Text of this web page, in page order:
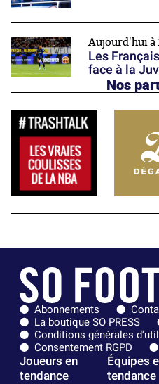
Aujourd'hui à
Les
face à la
Nos
Abonnements
La boutique SO PRESS
Conditions générales
Consentement RGPD
Joueurs en
tendance
Équipes
tendance